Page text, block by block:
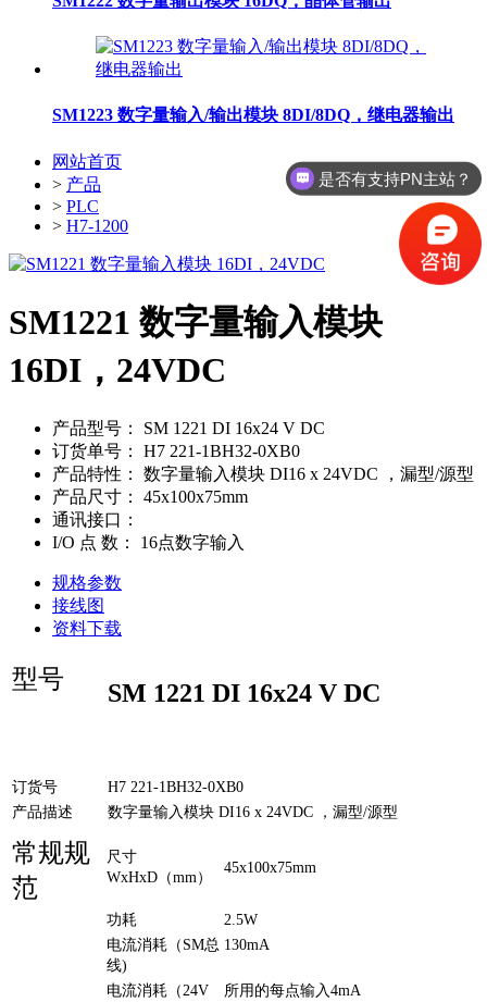
SM1223 数字量输入/输出模块 8DI/8DQ，继电器输出
网站首页
> 产品
> PLC
> H7-1200
SM1221 数字量输入模块
16DI，24VDC
产品型号：
SM 1221 DI 16x24 V DC
订货单号：
H7 221-1BH32-0XB0
产品特性：
数字量输入模块 DI16 x 24VDC ，漏型/源型
产品尺寸：
45x100x75mm
通讯接口：
I/O 点 数：
16点数字输入
规格参数
接线图
资料下载
型号 SM 1221 DI 16x24 V DC
订货号
H7 221-1BH32-0XB0
产品描述
数字量输入模块 DI16 x 24VDC ，漏型/源型
常规规
范
尺寸
WxHxD（mm）
45x100x75mm
功耗
2.5W
电流消耗（SM总
线)
130mA
电流消耗（24V
所用的每点输入4mA
是否有支持PN主站？